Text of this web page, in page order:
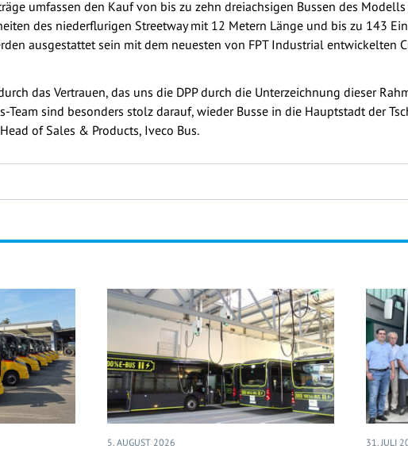
umfassen den Kauf von bis zu zehn dreiachsigen Bussen des
des niederflurigen Streetway mit 12 Metern Länge und bis zu 143
ausgestattet sein mit dem neuesten von FPT Industrial
das Vertrauen, das uns die DPP durch die Unterzeichnung dieser
Team sind besonders stolz darauf, wieder Busse in die Hauptstadt der
of Sales & Products, Iveco Bus.
5. AUGUST 2026 31. JULI